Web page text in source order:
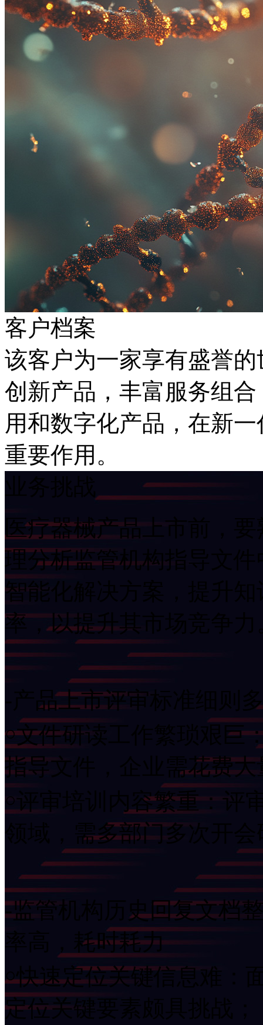
客户档案
该客户为一家享有盛誉
创新产品，丰富服务组
用和数字化产品，在新
重要作用。
医疗器械产品上市前，
理分析监管机构指导文
智能化解决方案，提升
率，以提升其市场竞争力
-产品上市评审标准细则
￮文件研读工作繁琐艰巨
指导文件，企业需花费
￮评审培训内容繁重：评
领域，需多部门多次开
-监管机构历史回复文档
率高，耗时耗力
￮快速定位关键信息难：
定位关键要素颇具挑战；